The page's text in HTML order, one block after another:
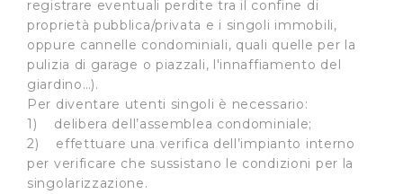
registrare eventuali perdite tra il confine di
proprietà pubblica/privata e i singoli immobili,
oppure cannelle condominiali, quali quelle per la
pulizia di garage o piazzali, l'innaffiamento del
giardino…).
Per diventare utenti singoli è necessario:
1) delibera dell’assemblea condominiale;
2) effettuare una verifica dell’impianto interno
per verificare che sussistano le condizioni per la
singolarizzazione.